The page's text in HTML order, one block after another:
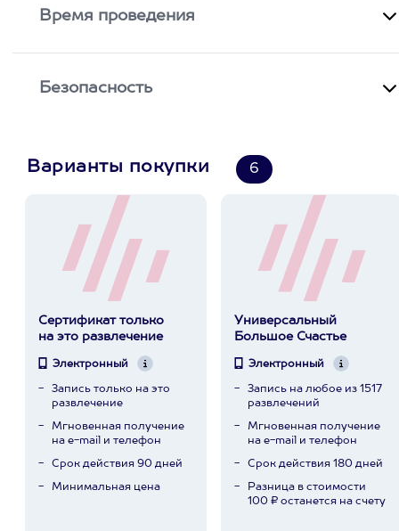
Время проведения
Безопасность
Варианты покупки 6
Сертификат только
на это развлечение
Электронный
Запись только на это
развлечение
Мгновенная получение
на e-mail и телефон
Срок действия 90 дней
Минимальная цена
Универсальный
Большое Счастье
Электронный
Запись на любое из 1517
развлечений
Мгновенная получение
на e-mail и телефон
Срок действия 180 дней
Разница в стоимости
100 ₽ останется на счету